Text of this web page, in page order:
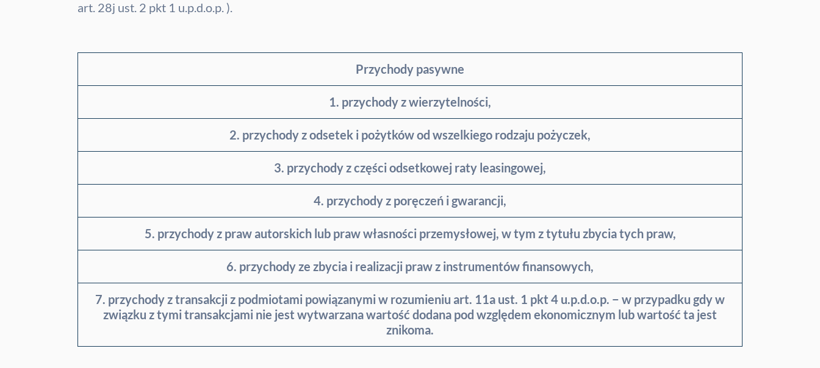
art. 28j ust. 2 pkt 1 u.p.d.o.p. ).
Przychody pasywne
1. przychody z wierzytelności,
2. przychody z odsetek i pożytków od wszelkiego rodzaju pożyczek,
3. przychody z części odsetkowej raty leasingowej,
4. przychody z poręczeń i gwarancji,
5. przychody z praw autorskich lub praw własności przemysłowej, w tym z tytułu zbycia tych praw,
6. przychody ze zbycia i realizacji praw z instrumentów finansowych,
7. przychody z transakcji z podmiotami powiązanymi w rozumieniu art. 11a ust. 1 pkt 4 u.p.d.o.p. − w przypadku gdy w
związku z tymi transakcjami nie jest wytwarzana wartość dodana pod względem ekonomicznym lub wartość ta jest
znikoma.